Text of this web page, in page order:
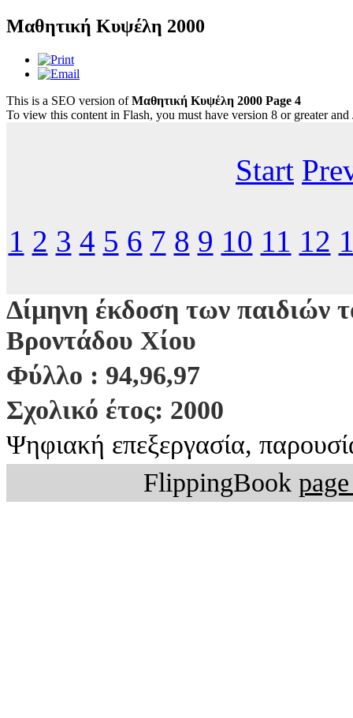
Μαθητική Κυψέλη 2000
This is a SEO version ofΜαθητική Κυψέλη 2000 Page 4
To view this content in Flash, you must have version 8 or greater
Start
1 2 3 4 5 6 7 8 9 10 11 12
Δίμηνη έκδοση των παιδιών
Βροντάδου Χίου
Φύλλο : 94,96,97
Σχολικό έτος: 2000
Ψηφιακή επεξεργασία,
FlippingBook